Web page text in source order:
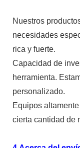
Nuestros
necesidades
rica y fuerte.
Capacidad de
herramienta.
personalizado.
Equipos
cierta cantidad de